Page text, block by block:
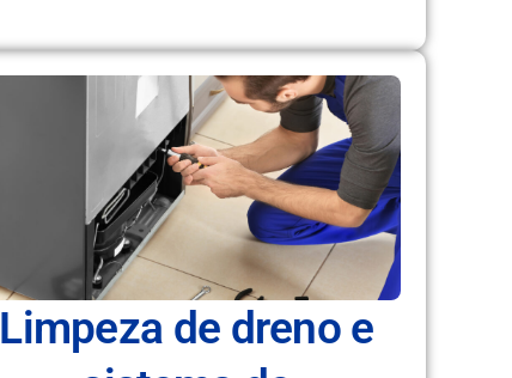
Limpeza de dreno e